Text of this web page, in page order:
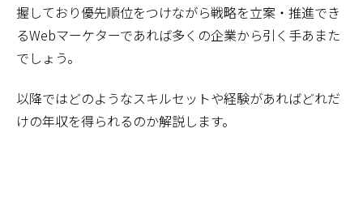
握しており優先順位をつけながら戦略を立案・推進でき
るWebマーケターであれば多くの企業から引く手あまた
でしょう。
以降ではどのようなスキルセットや経験があればどれだ
けの年収を得られるのか解説します。